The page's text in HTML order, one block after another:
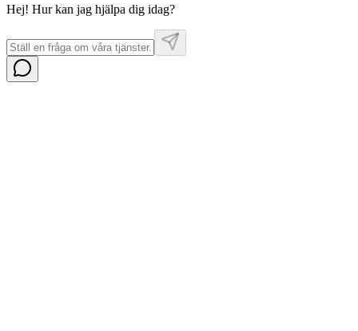
Hej! Hur kan jag hjälpa dig idag?